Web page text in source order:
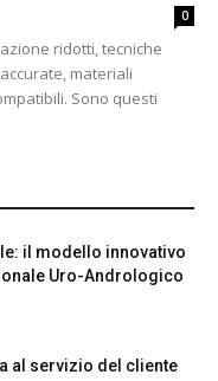
0
ridotti, tecniche
materiali
Sono questi
il modello innovativo
Uro-Andrologico
al servizio del cliente